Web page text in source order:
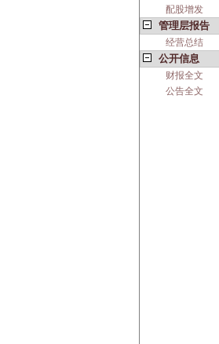
配股增发
管理层报告
经营总结
公开信息
财报全文
公告全文